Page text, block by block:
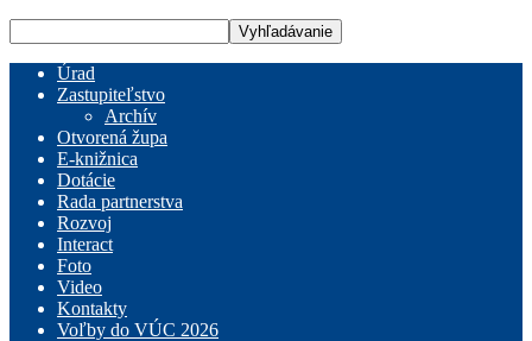
Úrad
Zastupiteľstvo
Archív
Otvorená župa
E-knižnica
Dotácie
Rada partnerstva
Rozvoj
Interact
Foto
Video
Kontakty
Voľby do VÚC 2026